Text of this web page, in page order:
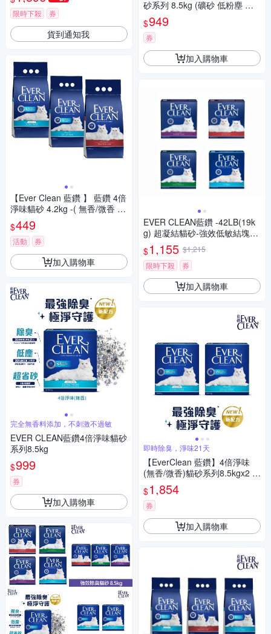
限時下殺 券
貨到通知我
【Ever Clean 藍鑽 】 藍鑽 4倍
淨味貓砂 4.2kg -( 無香/微香 /
長效淨味21天)
$449
活動 券
加入購物車
完全無香料添加，不刺激不過敏
EVER CLEAN藍鑽4倍淨味貓砂
系列8.5kg
$999
券
加入購物車
砂系列 8.5kg (礦砂 低粉塵 除
臭 抑味 凝結)
$949
券
加入購物車
EVER CLEAN藍鑽 -42LB(19k
g) 超凝結貓砂-強效低敏結塊-
綠標 (1EC32-010123)
$1,155 $1,215
限時下殺
券
加入購物車
即時除臭，淨味21天
【EverClean 藍鑽】4倍淨味
(無香/微香)貓砂系列8.5kgx2 除
臭 低塵 超省砂
$1,854
券
加入購物車